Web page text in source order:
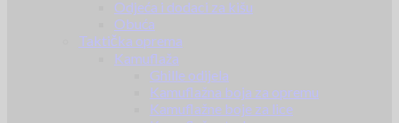
Odjeća i dodaci za kišu
Obuća
Taktička oprema
Kamuflaža
Ghille odijela
Kamuflažna boja za opremu
Kamuflažne boje za lice